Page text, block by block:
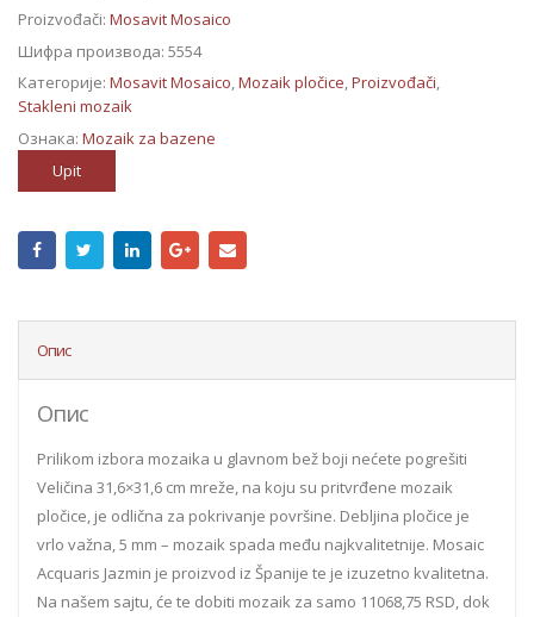
Proizvođači: Mosavit Mosaico
Шифра производа: 5554
Категорије: Mosavit Mosaico,Mozaik pločice,Proizvođači,
Stakleni mozaik
Ознака: Mozaik za bazene
Upit
Опис
Опис
Prilikom izbora mozaika u glavnom bež boji nećete pogrešiti
Veličina 31,6×31,6 cm mreže, na koju su pritvrđene mozaik
pločice, je odlična za pokrivanje površine. Debljina pločice je
vrlo važna, 5 mm – mozaik spada među najkvalitetnije. Mosaic
Acquaris Jazmin je proizvod iz Španije te je izuzetno kvalitetna.
Na našem sajtu, će te dobiti mozaik za samo 11068,75 RSD, dok